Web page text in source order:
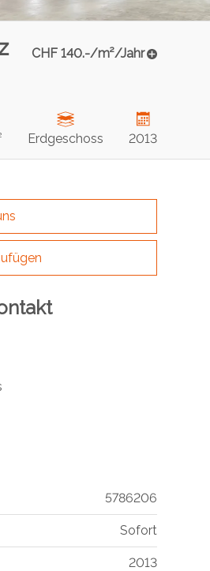
CHF 140.-/m²/Jahr
Erdgeschoss 2013
5786206
Sofort
2013